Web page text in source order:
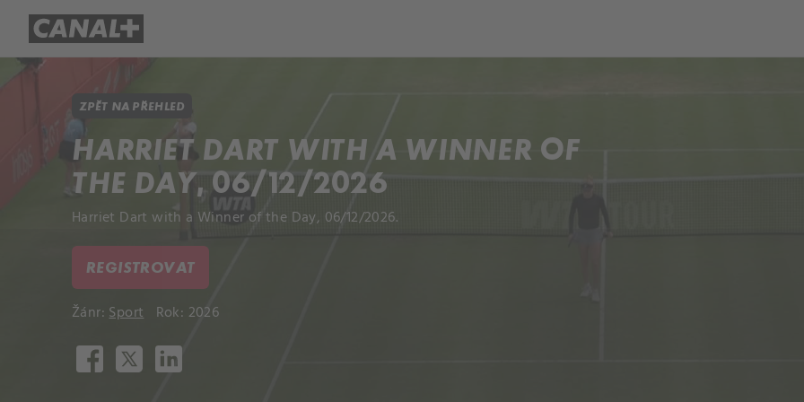
ZPĚT NA PŘEHLED
HARRIET DART WITH A WINNER OF
THE DAY, 06/12/2026
Harriet Dart with a Winner of the Day, 06/12/2026.
REGISTROVAT
Žánr:Sport Rok: 2026